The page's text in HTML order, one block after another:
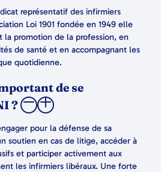
représentatif des infirmiers
Loi 1901 fondée en 1949 elle
promotion de la profession, en
de santé et en accompagnant les
quotidienne.
de se
?
pour la défense de sa
soutien en cas de litige, accéder à
et participer activement aux
les infirmiers libéraux. Une forte